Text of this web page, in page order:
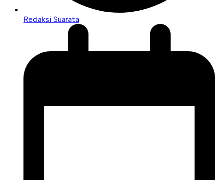
Redaksi Suarata